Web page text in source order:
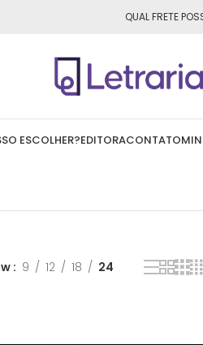
para todo o
QUAL FRETE
ESCOLHER?EDITORACONTATO
9 12 18 24